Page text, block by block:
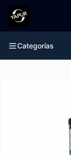
Categorías